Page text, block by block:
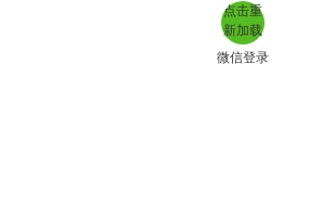
点击重
新加载
微信登录